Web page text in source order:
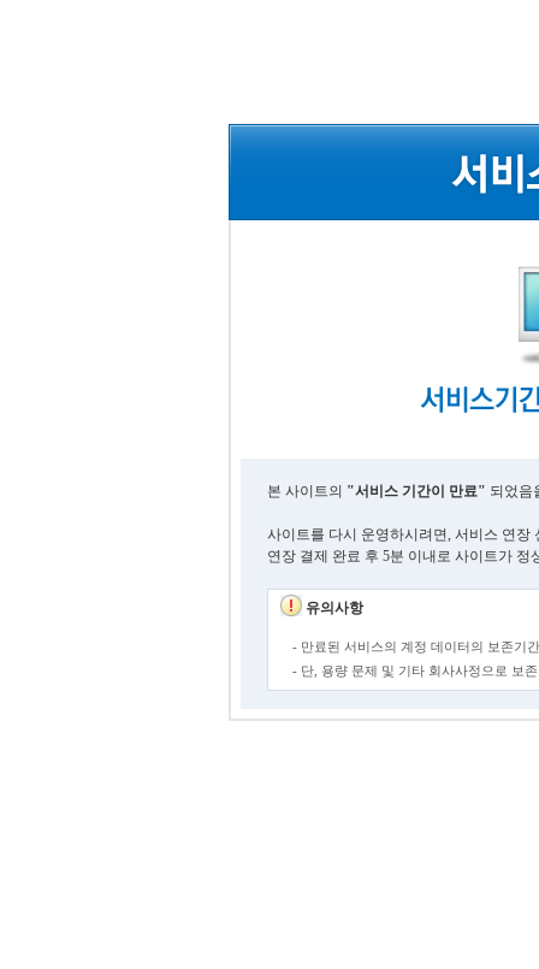
본 사이트의 "서비스 기간이 만료" 되었음
사이트를 다시 운영하시려면, 서비스 연장
연장 결제 완료 후 5분 이내로 사이트가 정
유의사항
- 만료된 서비스의 계정 데이터의 보존기
- 단, 용량 문제 및 기타 회사사정으로 보